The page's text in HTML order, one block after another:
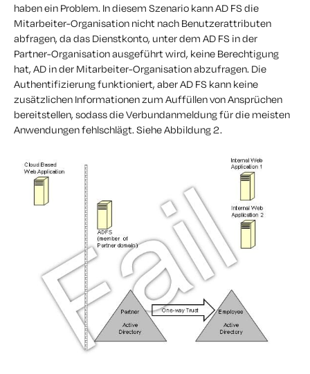
haben ein Problem. In diesem Szenario kann AD FS die
Mitarbeiter-Organisation nicht nach Benutzerattributen
abfragen, da das Dienstkonto, unter dem AD FS in der
Partner-Organisation ausgeführt wird, keine Berechtigung
hat, AD in der Mitarbeiter-Organisation abzufragen. Die
Authentifizierung funktioniert, aber AD FS kann keine
zusätzlichen Informationen zum Auffüllen von Ansprüchen
bereitstellen, sodass die Verbundanmeldung für die meisten
Anwendungen fehlschlägt. Siehe Abbildung 2.